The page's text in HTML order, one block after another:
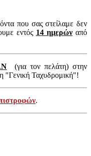
που σας στείλαμε δεν
εντός 14 ημερώναπό
(για τον πελάτη) στην
"Γενική Ταχυδρομική"!
.